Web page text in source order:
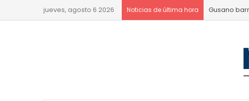
jueves, agosto 6 2026 Noticias de última hora Gusano